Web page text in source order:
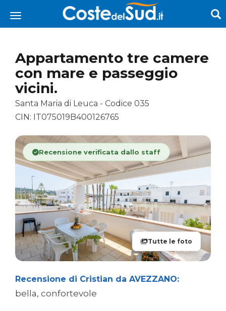
Appartamento tre camere
con mare e passeggio
vicini.
Santa Maria di Leuca - Codice 035
CIN: IT075019B400126765
Recensione verificata dallo staff
Tutte le foto
Recensione di Cristian da AVEZZANO:
bella, confortevole